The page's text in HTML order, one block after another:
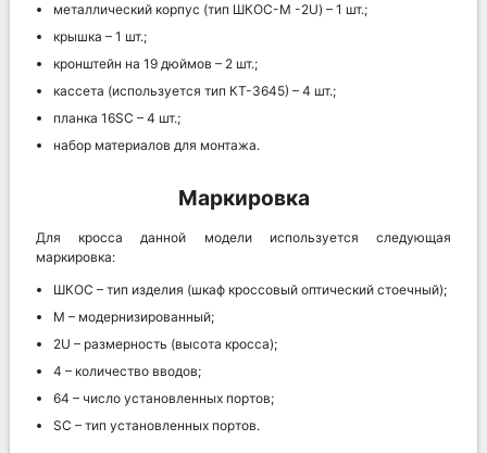
металлический корпус (тип ШКОС-М -2U) – 1 шт.;
крышка – 1 шт.;
кронштейн на 19 дюймов – 2 шт.;
кассета (используется тип КТ-3645) – 4 шт.;
планка 16SC – 4 шт.;
набор материалов для монтажа.
Маркировка
Для кросса данной модели используется следующая
маркировка:
ШКОС – тип изделия (шкаф кроссовый оптический стоечный);
М – модернизированный;
2U – размерность (высота кросса);
4 – количество вводов;
64 – число установленных портов;
SC – тип установленных портов.